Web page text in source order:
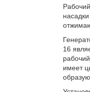
16
имеет